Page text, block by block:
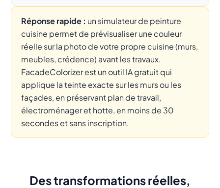
Réponse rapide : un simulateur de peinture
cuisine permet de prévisualiser une couleur
réelle sur la photo de votre propre cuisine (murs,
meubles, crédence) avant les travaux.
FacadeColorizer est un outil IA gratuit qui
applique la teinte exacte sur les murs ou les
façades, en préservant plan de travail,
électroménager et hotte, en moins de 30
secondes et sans inscription.
Des transformations réelles,